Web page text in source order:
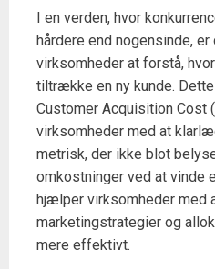
I en verden, hvor
hårdere end nogensinde,
virksomheder at forstå,
tiltrække en ny kunde.
Customer Acquisition Cost
virksomheder med at
metrisk, der ikke blot
omkostninger ved at vinde
hjælper virksomheder med
marketingstrategier og
mere effektivt.